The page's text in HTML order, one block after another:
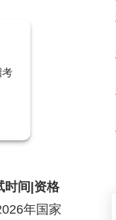
时间|资格
年国家